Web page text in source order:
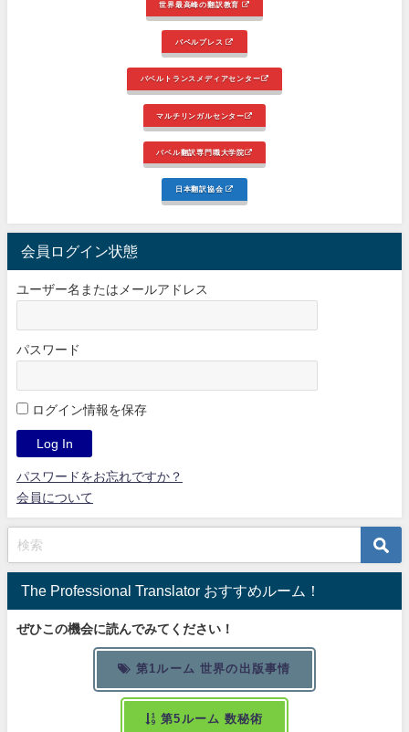
世界最高峰の翻訳教育
バベルプレス
バベルトランスメディアセンター
マルチリンガルセンター
バベル翻訳専門職大学院
日本翻訳協会
会員ログイン状態
ユーザー名またはメールアドレス
パスワード
ログイン情報を保存
パスワードをお忘れですか？
会員について
The Professional Translator おすすめルーム！
ぜひこの機会に読んでみてください！
第1ルーム 世界の出版事情
第5ルーム 数秘術